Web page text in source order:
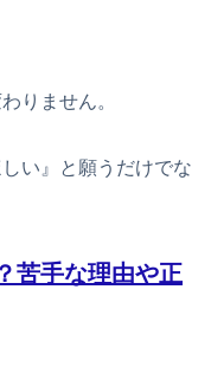
りません。
い』と願うだけでな
苦手な理由や正